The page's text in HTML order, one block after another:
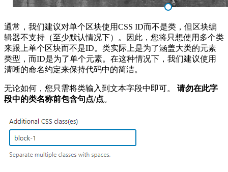
通常，我们建议对单个区块使用CSS ID而不是类，但区块编
辑器不支持（至少默认情况下）。因此，您将只想使用多个类
来跟上单个区块而不是ID。类实际上是为了涵盖大类的元素
类型，而ID是为了单个元素。在这种情况下，我们建议使用
清晰的命名约定来保持代码中的简洁。
无论如何，您只需将类输入到文本字段中即可。 请勿在此字
段中的类名称前包含句点/点。